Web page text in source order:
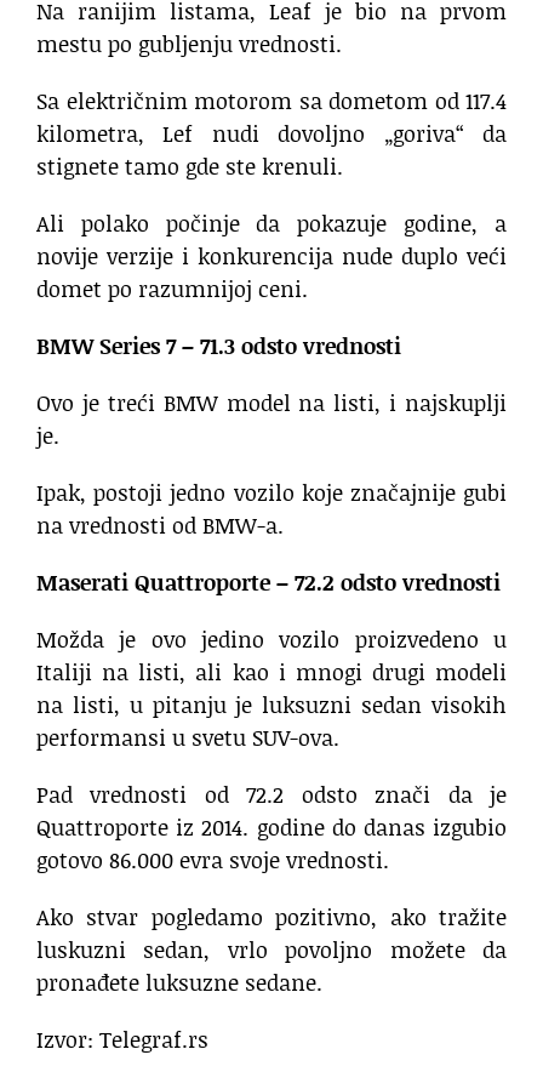
Na ranijim listama, Leaf je bio na prvom
mestu po gubljenju vrednosti.
Sa električnim motorom sa dometom od 117.4
kilometra, Lef nudi dovoljno „goriva“ da
stignete tamo gde ste krenuli.
Ali polako počinje da pokazuje godine, a
novije verzije i konkurencija nude duplo veći
domet po razumnijoj ceni.
BMW Series 7 – 71.3 odsto vrednosti
Ovo je treći BMW model na listi, i najskuplji
je.
Ipak, postoji jedno vozilo koje značajnije gubi
na vrednosti od BMW-a.
Maserati Quattroporte – 72.2 odsto vrednosti
Možda je ovo jedino vozilo proizvedeno u
Italiji na listi, ali kao i mnogi drugi modeli
na listi, u pitanju je luksuzni sedan visokih
performansi u svetu SUV-ova.
Pad vrednosti od 72.2 odsto znači da je
Quattroporte iz 2014. godine do danas izgubio
gotovo 86.000 evra svoje vrednosti.
Ako stvar pogledamo pozitivno, ako tražite
luskuzni sedan, vrlo povoljno možete da
pronađete luksuzne sedane.
Izvor: Telegraf.rs